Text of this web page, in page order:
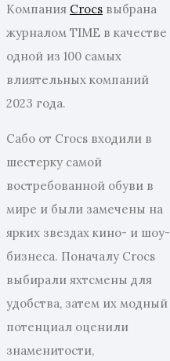
Компания Crocs выбрана
журналом TIME в качестве
одной из 100 самых
влиятельных компаний
2023 года.
Сабо от Crocs входили в
шестерку самой
востребованной обуви в
мире и были замечены на
ярких звездах кино- и шоу-
бизнеса. Поначалу Crocs
выбирали яхтсмены для
удобства, затем их модный
потенциал оценили
знаменитости,